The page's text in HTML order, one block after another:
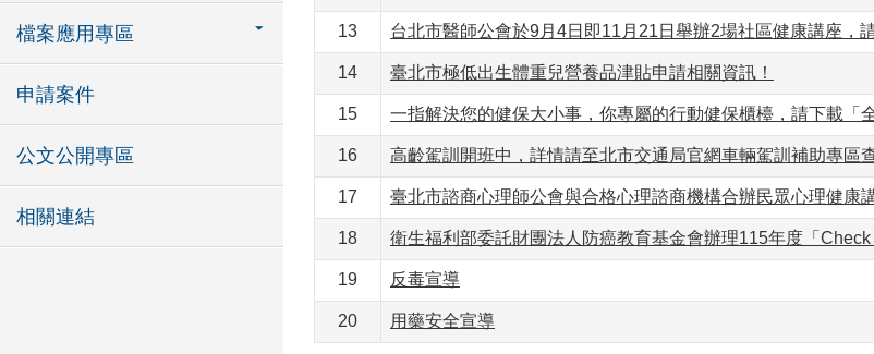
檔案應用專區
申請案件
公文公開專區
相關連結
13 台北市醫師公會於9月4日即11月21日舉辦2場社區健康講座，
14 臺北市極低出生體重兒營養品津貼申請相關資訊！
15 一指解決您的健保大小事，你專屬的行動健保櫃檯，請下載「
16 高齡駕訓開班中，詳情請至北市交通局官網車輛駕訓補助專區
17 臺北市諮商心理師公會與合格心理諮商機構合辦民眾心理健康
18 衛生福利部委託財團法人防癌教育基金會辦理115年度「Check
19 反毒宣導
20 用藥安全宣導